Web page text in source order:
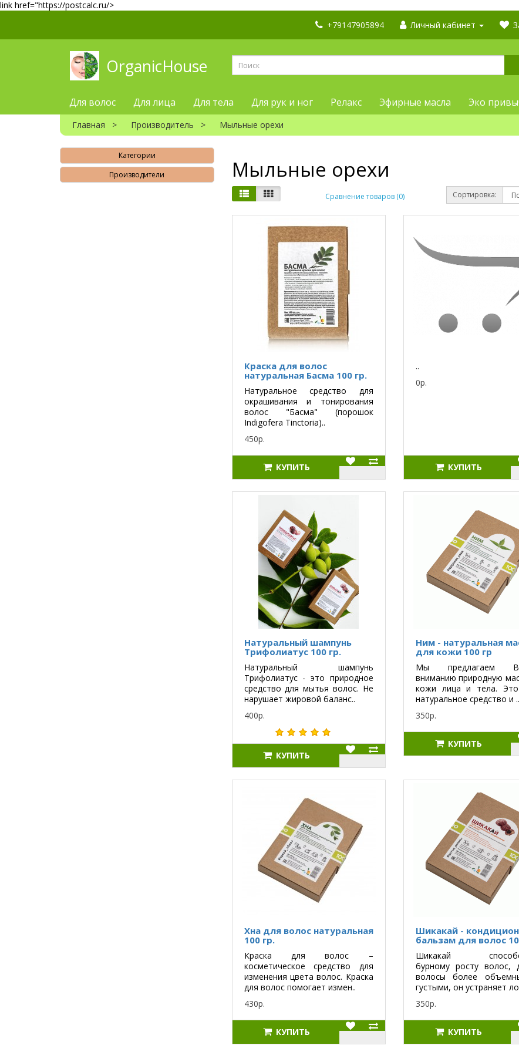
link href="https://postcalc.ru/>
+79147905894
Личный кабинет
OrganicHouse
Для волос Для лица Для тела Для рук и ног Релакс Эфирные масла Эко
Главная Производитель Мыльные орехи
Категории
Производители
Мыльные орехи
Сравнение товаров (0) Сортировка:
Краска для волос
натуральная Басма 100 гр.
Натуральное средство для
окрашивания и тонирования
волос "Басма" (порошок
Indigofera Tinctoria)..
450р.
КУПИТЬ
..
0р.
КУПИТЬ
Натуральный шампунь
Трифолиатус 100 гр.
Натуральный шампунь
Трифолиатус - это природное
средство для мытья волос. Не
нарушает жировой баланс..
400р.
КУПИТЬ
Ним - натуральная
для кожи 100 гр
Мы предлагаем
вниманию природную
кожи лица и тела. Это
натуральное средство и ..
350р.
КУПИТЬ
Хна для волос натуральная
100 гр.
Краска для волос –
косметическое средство для
изменения цвета волос. Краска
для волос помогает измен..
430р.
КУПИТЬ
Шикакай -
бальзам для волос
Шикакай
бурному росту волос,
волосы более
густыми, он устраняет
350р.
КУПИТЬ